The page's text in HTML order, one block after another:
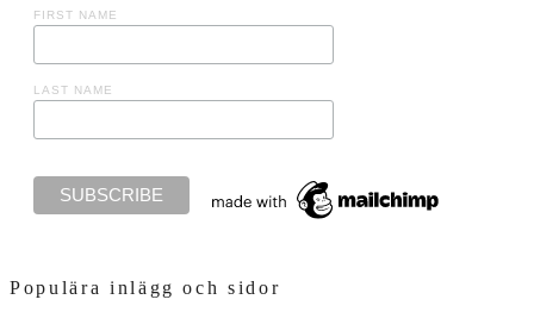
FIRST NAME
LAST NAME
Populära inlägg och sidor